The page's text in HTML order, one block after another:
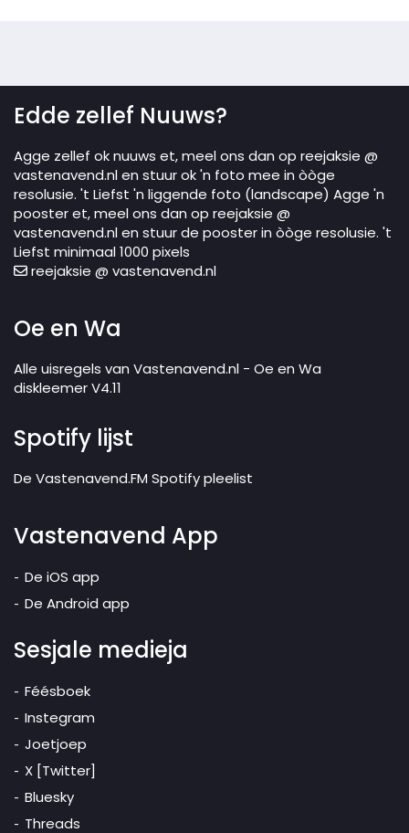
Edde zellef Nuuws?
Agge zellef ok nuuws et, meel ons dan op reejaksie @
vastenavend.nl en stuur ok 'n foto mee in òòge
resolusie. 't Liefst 'n liggende foto (landscape) Agge 'n
pooster et, meel ons dan op reejaksie @
vastenavend.nl en stuur de pooster in òòge resolusie. 't
Liefst minimaal 1000 pixels
reejaksie @ vastenavend.nl
Oe en Wa
Alle uisregels van Vastenavend.nl - Oe en Wa
diskleemer V4.11
Spotify lijst
De Vastenavend.FM Spotify pleelist
Vastenavend App
De iOS app
De Android app
Sesjale medieja
Féésboek
Instegram
Joetjoep
X [Twitter]
Bluesky
Threads